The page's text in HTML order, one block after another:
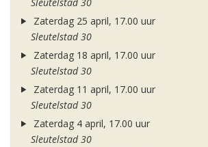
Sleutelstad 30
Zaterdag 25 april, 17.00 uur
Sleutelstad 30
Zaterdag 18 april, 17.00 uur
Sleutelstad 30
Zaterdag 11 april, 17.00 uur
Sleutelstad 30
Zaterdag 4 april, 17.00 uur
Sleutelstad 30